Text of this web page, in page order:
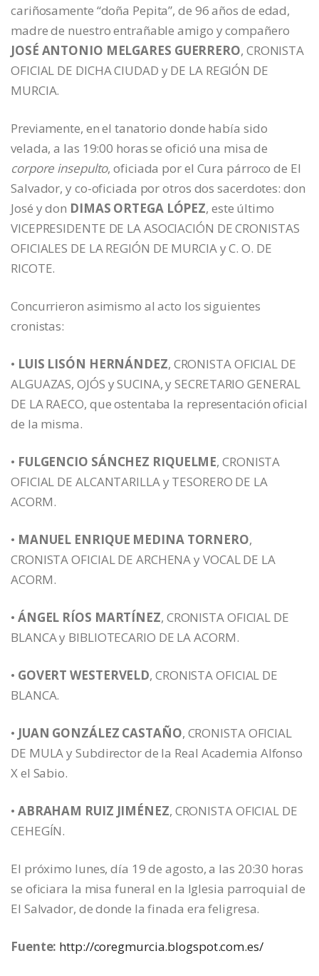
cariñosamente “doña Pepita”, de 96 años de edad,
madre de nuestro entrañable amigo y compañero
JOSÉ ANTONIO MELGARES GUERRERO, CRONISTA
OFICIAL DE DICHA CIUDAD y DE LA REGIÓN DE
MURCIA.
Previamente, en el tanatorio donde había sido
velada, a las 19:00 horas se ofició una misa de
corpore insepulto, oficiada por el Cura párroco de El
Salvador, y co-oficiada por otros dos sacerdotes: don
José y don DIMAS ORTEGA LÓPEZ, este último
VICEPRESIDENTE DE LA ASOCIACIÓN DE CRONISTAS
OFICIALES DE LA REGIÓN DE MURCIA y C. O. DE
RICOTE.
Concurrieron asimismo al acto los siguientes
cronistas:
• LUIS LISÓN HERNÁNDEZ, CRONISTA OFICIAL DE
ALGUAZAS, OJÓS y SUCINA, y SECRETARIO GENERAL
DE LA RAECO, que ostentaba la representación oficial
de la misma.
• FULGENCIO SÁNCHEZ RIQUELME, CRONISTA
OFICIAL DE ALCANTARILLA y TESORERO DE LA
ACORM.
• MANUEL ENRIQUE MEDINA TORNERO,
CRONISTA OFICIAL DE ARCHENA y VOCAL DE LA
ACORM.
• ÁNGEL RÍOS MARTÍNEZ, CRONISTA OFICIAL DE
BLANCA y BIBLIOTECARIO DE LA ACORM.
• GOVERT WESTERVELD, CRONISTA OFICIAL DE
BLANCA.
• JUAN GONZÁLEZ CASTAÑO, CRONISTA OFICIAL
DE MULA y Subdirector de la Real Academia Alfonso
X el Sabio.
• ABRAHAM RUIZ JIMÉNEZ, CRONISTA OFICIAL DE
CEHEGÍN.
El próximo lunes, día 19 de agosto, a las 20:30 horas
se oficiara la misa funeral en la Iglesia parroquial de
El Salvador, de donde la finada era feligresa.
Fuente: http://coregmurcia.blogspot.com.es/